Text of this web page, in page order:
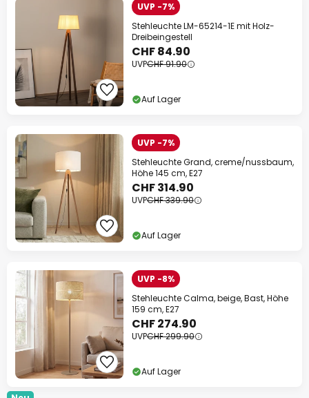
UVP -7%
Stehleuchte LM-65214-1E mit Holz-
Dreibeingestell
CHF 84.90
UVPCHF 91.90
Auf Lager
UVP -7%
Stehleuchte Grand, creme/nussbaum,
Höhe 145 cm, E27
CHF 314.90
UVPCHF 339.90
Auf Lager
UVP -8%
Stehleuchte Calma, beige, Bast, Höhe
159 cm, E27
CHF 274.90
UVPCHF 299.90
Auf Lager